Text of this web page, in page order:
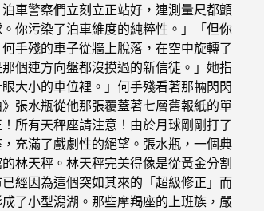
車警察們立刻立正站好，連測量尺都顫
你污染了泊車維度的純粹性。」「但你
手殘的車子從牆上脫落，在空中旋轉了
個連方向盤都沒摸過的新信徒。」她指
大小的車位裡。」何手殘看著那輛閃閃
張水瓶從他那張覆蓋著七層舊報紙的單
所有天秤座請注意！由於月球剛剛打了
充滿了戲劇性的絕望。張水瓶，一個典
林天秤。林天秤完美得像是從黃金分割
經因為這個突如其來的「超級修正」而
了小型潟湖。那些摩羯座的上班族，嚴